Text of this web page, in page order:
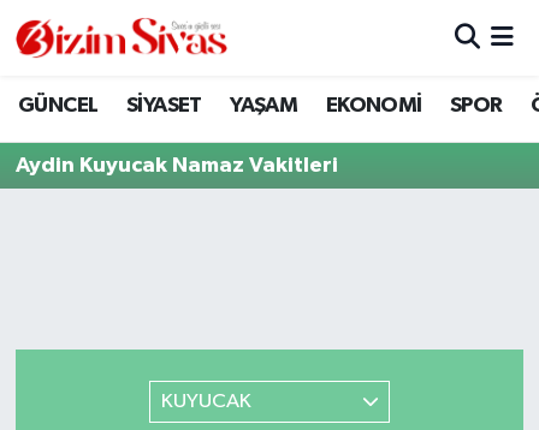
GÜNCEL SİYASET YAŞAM EKONOMİ SPOR
Aydin Kuyucak Namaz Vakitleri
KUYUCAK
ARAMIZDAN AYRILANLAR
EKONOMİ
Sivas Nöbetçi Eczaneler
Tüm Manşetler